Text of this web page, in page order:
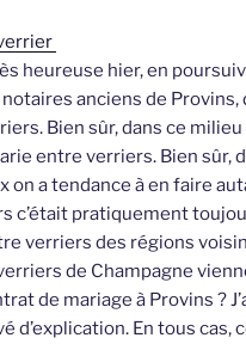
heureuse hier, en
anciens de Provins,
Bien sûr, dans ce
entre verriers. Bien sûr,
on a tendance à en faire
c’était pratiquement
verriers des régions
de Champagne
de mariage à Provins ?
d’explication. En tous cas,